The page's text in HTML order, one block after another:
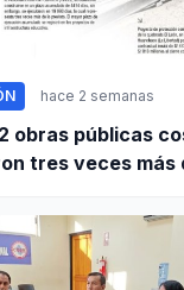
hace 2 semanas
obras públicas
tres veces más